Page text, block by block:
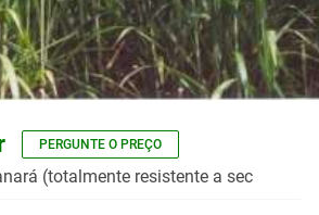
PERGUNTE O PREÇO
(totalmente resistente a sec